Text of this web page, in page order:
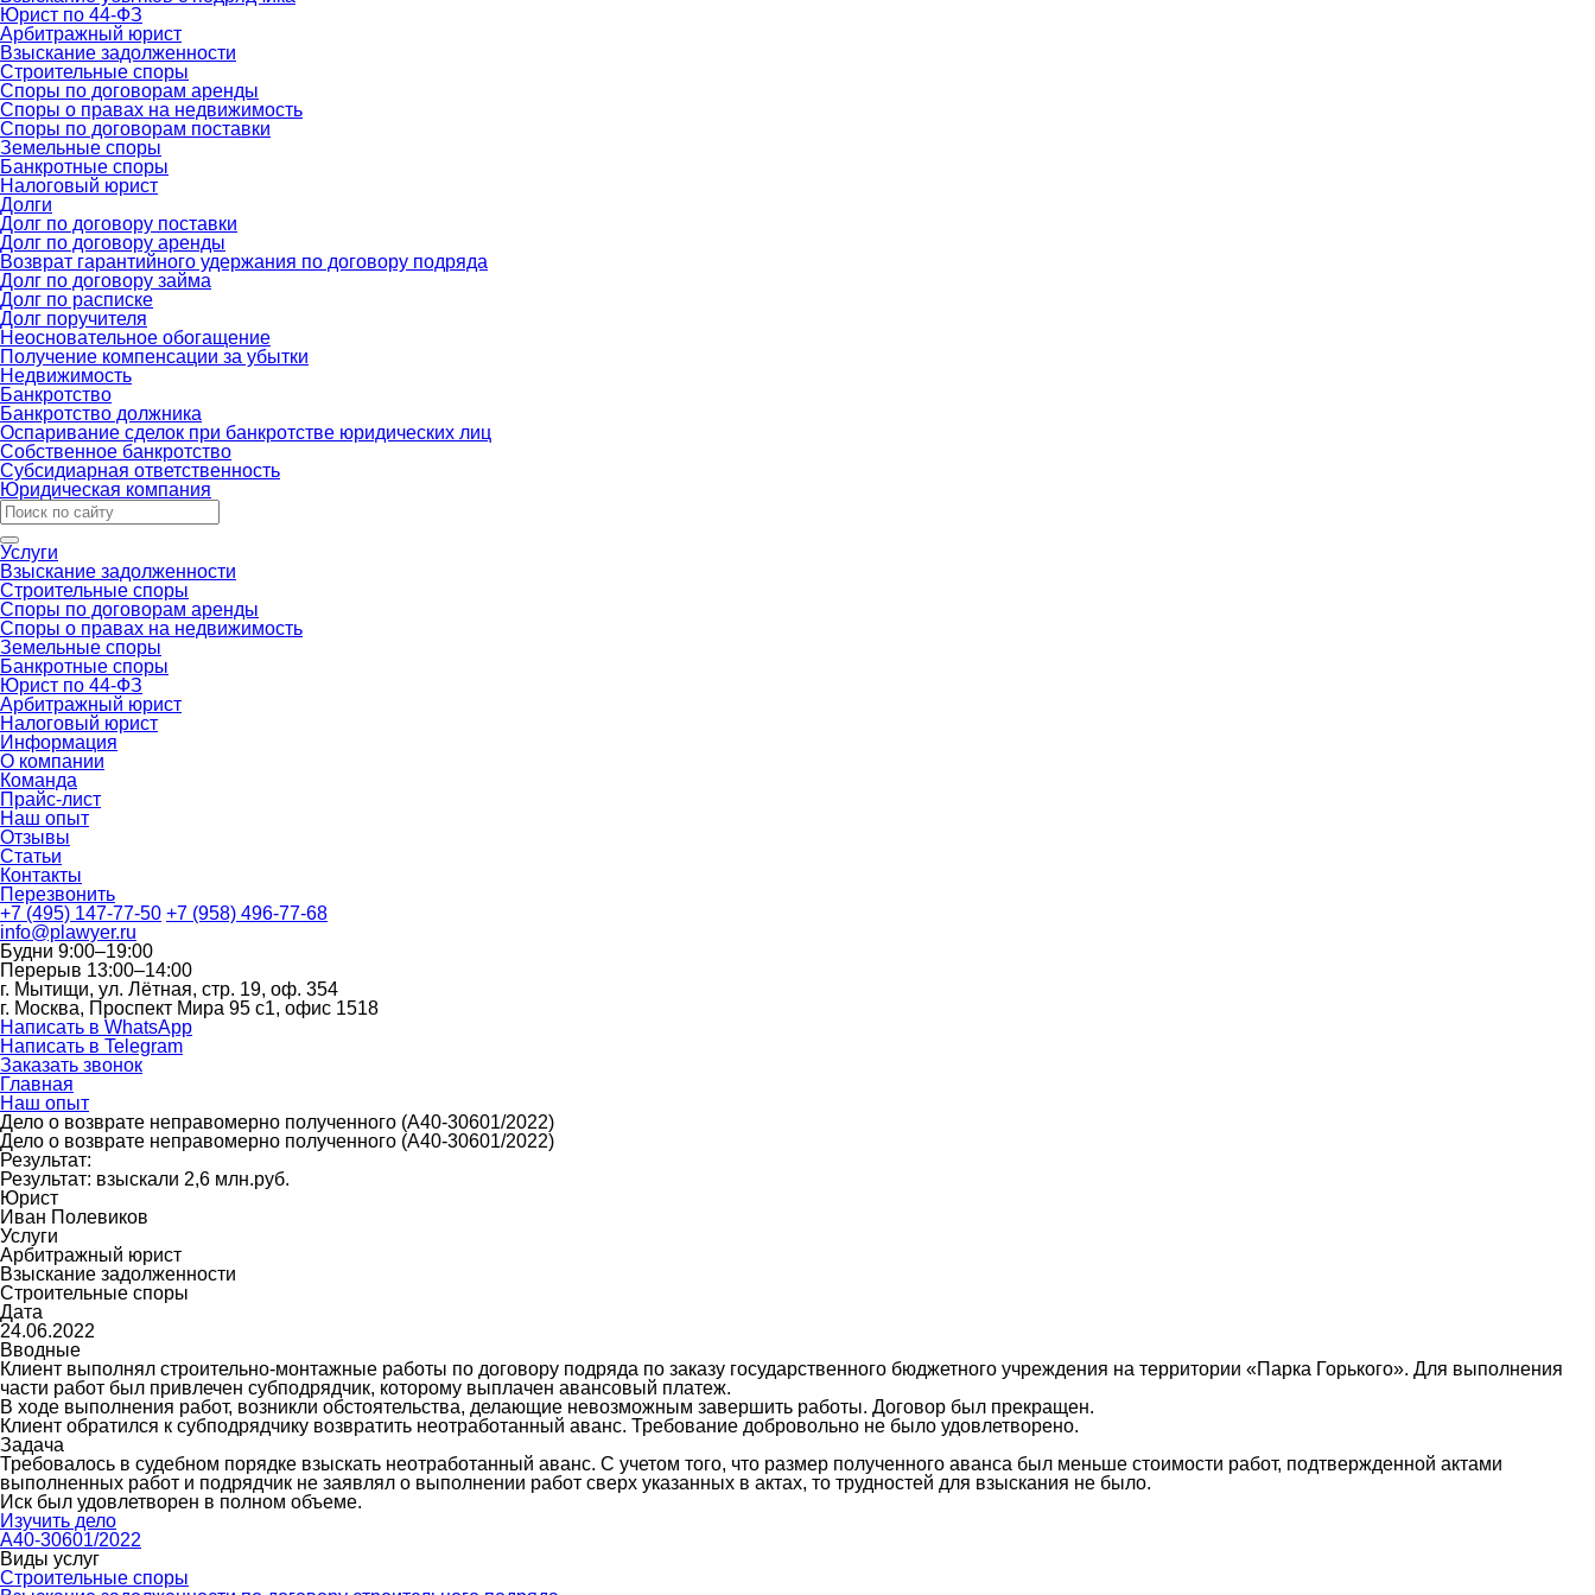
Юрист по 44-ФЗ
Арбитражный юрист
Взыскание задолженности
Строительные споры
Споры по договорам аренды
Споры о правах на недвижимость
Споры по договорам поставки
Земельные споры
Банкротные споры
Налоговый юрист
Долги
Долг по договору поставки
Долг по договору аренды
Возврат гарантийного удержания по договору подряда
Долг по договору займа
Долг по расписке
Долг поручителя
Неосновательное обогащение
Получение компенсации за убытки
Недвижимость
Банкротство
Банкротство должника
Оспаривание сделок при банкротстве юридических лиц
Собственное банкротство
Субсидиарная ответственность
Юридическая компания
Услуги
Взыскание задолженности
Строительные споры
Споры по договорам аренды
Споры о правах на недвижимость
Земельные споры
Банкротные споры
Юрист по 44-ФЗ
Арбитражный юрист
Налоговый юрист
Информация
О компании
Команда
Прайс-лист
Наш опыт
Отзывы
Статьи
Контакты
Перезвонить
+7 (495) 147-77-50 +7 (958) 496-77-68
info@plawyer.ru
Будни 9:00–19:00
Перерыв 13:00–14:00
г. Мытищи, ул. Лётная, стр. 19, оф. 354
г. Москва, Проспект Мира 95 с1, офис 1518
Написать в WhatsApp
Написать в Telegram
Заказать звонок
Главная
Наш опыт
Дело о возврате неправомерно полученного (А40-30601/2022)
Дело о возврате неправомерно полученного (А40-30601/2022)
Результат:
Результат: взыскали 2,6 млн.руб.
Юрист
Иван Полевиков
Услуги
Арбитражный юрист
Взыскание задолженности
Строительные споры
Дата
24.06.2022
Вводные
Клиент выполнял строительно-монтажные работы по договору подряда по заказу государственного бюджетного учреждения на территории «Парка Горького». Для выполнения
части работ был привлечен субподрядчик, которому выплачен авансовый платеж.
В ходе выполнения работ, возникли обстоятельства, делающие невозможным завершить работы. Договор был прекращен.
Клиент обратился к субподрядчику возвратить неотработанный аванс. Требование добровольно не было удовлетворено.
Задача
Требовалось в судебном порядке взыскать неотработанный аванс. С учетом того, что размер полученного аванса был меньше стоимости работ, подтвержденной актами
выполненных работ и подрядчик не заявлял о выполнении работ сверх указанных в актах, то трудностей для взыскания не было.
Иск был удовлетворен в полном объеме.
Изучить дело
А40-30601/2022
Виды услуг
Строительные споры